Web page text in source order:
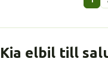
Kia elbil till